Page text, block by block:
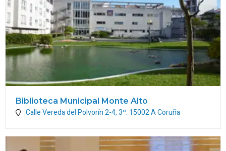
Biblioteca Municipal Monte Alto
Calle Vereda del Polvorín 2-4, 3º. 15002A Coruña